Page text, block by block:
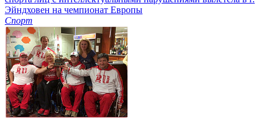
Эйндховен на чемпионат Европы
Спорт